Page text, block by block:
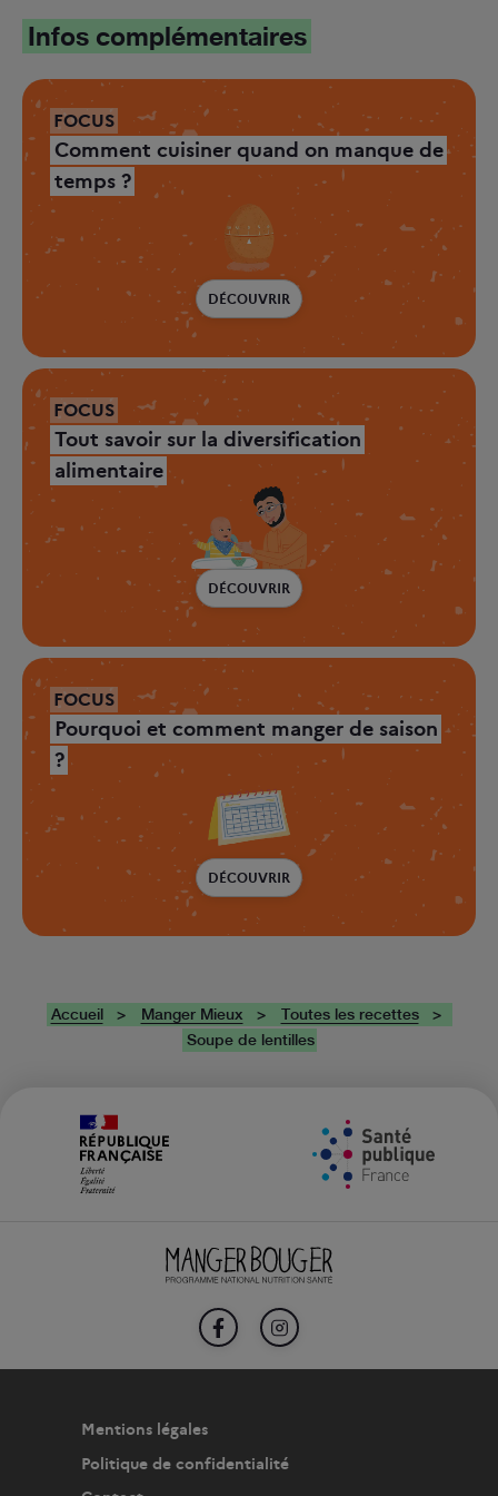
Infos complémentaires
FOCUS
Comment cuisiner quand on manque de
temps ?
DÉCOUVRIR
FOCUS
Tout savoir sur la diversification
alimentaire
DÉCOUVRIR
FOCUS
Pourquoi et comment manger de saison
?
DÉCOUVRIR
Accueil Manger Mieux
Toutes les recettes
Soupe de lentilles
FACEBOOKINSTAGRAM
Mentions légales
Politique de confidentialité